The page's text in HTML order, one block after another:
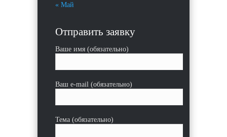
« Май
Отправить заявку
Ваше имя (обязательно)
Ваш e-mail (обязательно)
Тема (обязательно)